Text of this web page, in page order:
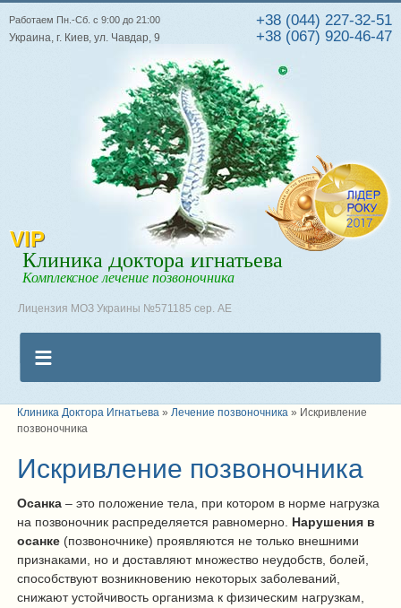
+38 (044) 227-32-51
+38 (067) 920-46-47
Работаем Пн.-Сб. с 9:00 до 21:00
Украина, г. Киев, ул. Чавдар, 9
VIP
Клиника Доктора Игнатьева
Комплексное лечение позвоночника
Лицензия МОЗ Украины №571185 сер. АЕ
Клиника Доктора Игнатьева » Лечение позвоночника » Искривление
позвоночника
Искривление позвоночника
Осанка – это положение тела, при котором в норме нагрузка
на позвоночник распределяется равномерно. Нарушения в
осанке (позвоночнике) проявляются не только внешними
признаками, но и доставляют множество неудобств, болей,
способствуют возникновению некоторых заболеваний,
снижают устойчивость организма к физическим нагрузкам,